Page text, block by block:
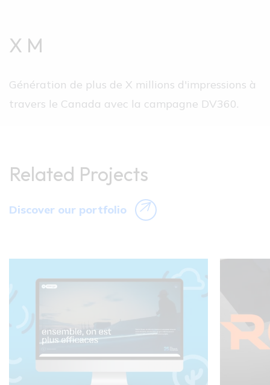
X M
Génération de plus de X millions d'impressions à
travers le Canada avec la campagne DV360.
Related Projects
Discover our portfolio